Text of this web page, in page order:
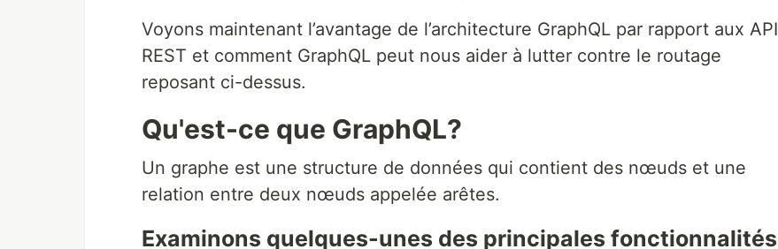
Voyons maintenant l’avantage de l’architecture GraphQL par rapport aux API
REST et comment GraphQL peut nous aider à lutter contre le routage
reposant ci-dessus.
Qu'est-ce que GraphQL?
Un graphe est une structure de données qui contient des nœuds et une
relation entre deux nœuds appelée arêtes.
Examinons quelques-unes des principales fonctionnalités